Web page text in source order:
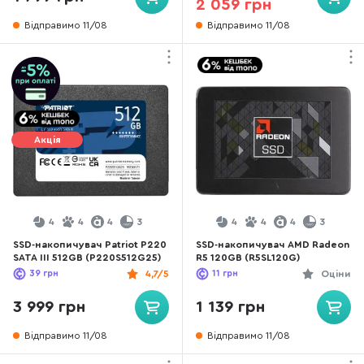
Відправимо 11/08
2 059 грн
Відправимо 11/08
Акція
4 4 4 3
SSD-накопичувач Patriot P220
SATA III 512GB (P220S512G25)
4,7/5
39 грн
3 999 грн
Відправимо 11/08
4 4 4 3
SSD-накопичувач AMD Radeon
R5 120GB (R5SL120G)
Оціни
11 грн
1 139 грн
Відправимо 11/08